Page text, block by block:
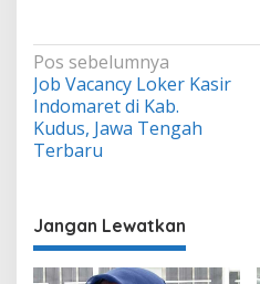
Navigasi
pos
Pos sebelumnya
Job Vacancy Loker Kasir
Indomaret di Kab.
Kudus, Jawa Tengah
Terbaru
Jangan Lewatkan